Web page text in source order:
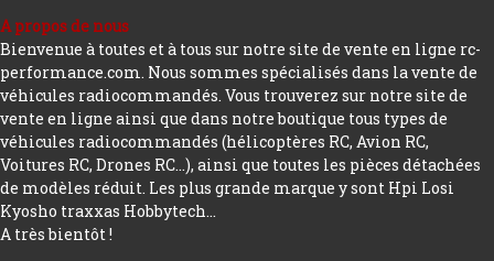
A propos de nous
Bienvenue à toutes et à tous sur notre site de vente en ligne rc-
performance.com. Nous sommes spécialisés dans la vente de
véhicules radiocommandés. Vous trouverez sur notre site de
vente en ligne ainsi que dans notre boutique tous types de
véhicules radiocommandés (hélicoptères RC, Avion RC,
Voitures RC, Drones RC…), ainsi que toutes les pièces détachées
de modèles réduit. Les plus grande marque y sont Hpi Losi
Kyosho traxxas Hobbytech...
A très bientôt !